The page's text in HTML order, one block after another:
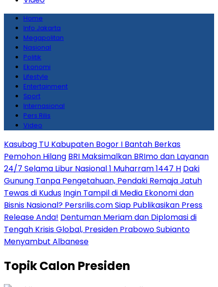
Home
Info Jakarta
Megapolitan
Nasional
Politik
Ekonomi
Lifestyle
Entertainment
Sport
Internasional
Pers Rilis
Video
Kasubag TU Kabupaten Bogor I Bantah Berkas
Pemohon Hilang BRI Maksimalkan BRImo dan Layanan
24/7 Selama Libur Nasional 1 Muharram 1447 H Daki
Gunung Tanpa Pengetahuan, Pendaki Remaja Jatuh
Tewas di Kudus Ingin Tampil di Media Ekonomi dan
Bisnis Nasional? Persrilis.com Siap Publikasikan Press
Release Anda! Dentuman Meriam dan Diplomasi di
Tengah Krisis Global, Presiden Prabowo Subianto
Menyambut Albanese
TopikCalon Presiden